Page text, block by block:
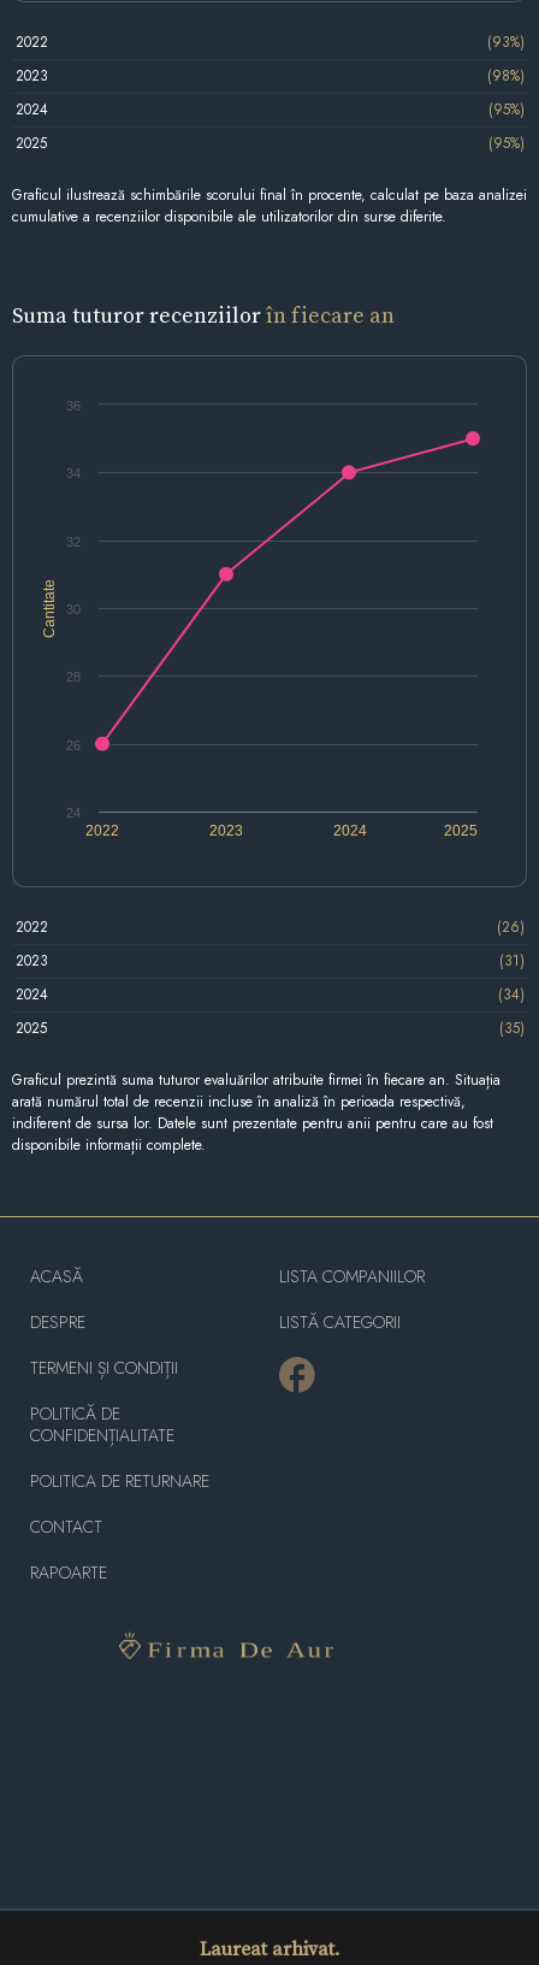
2022
(93%)
2023
(98%)
2024
(95%)
2025
(95%)
Graficul ilustrează schimbările scorului final în procente, calculat pe baza analizei
cumulative a recenziilor disponibile ale utilizatorilor din surse diferite.
Suma tuturor recenziilorîn fiecare an
Cantitate
2022 2024
2023 2025
24
26
28
30
32
34
36
2022
(26)
2023
(31)
2024
(34)
2025
(35)
Graficul prezintă suma tuturor evaluărilor atribuite firmei în fiecare an. Situația
arată numărul total de recenzii incluse în analiză în perioada respectivă,
indiferent de sursa lor. Datele sunt prezentate pentru anii pentru care au fost
disponibile informații complete.
Laureat arhivat.
ACASĂ
DESPRE
TERMENI ȘI CONDIȚII
POLITICĂ DE
CONFIDENȚIALITATE
POLITICA DE RETURNARE
CONTACT
RAPOARTE
LISTA COMPANIILOR
LISTĂ CATEGORII